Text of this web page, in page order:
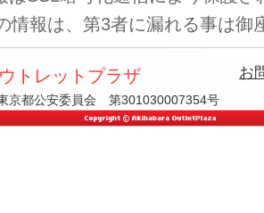
情報は、第3者に漏れる事は御
トレットプラザ
京都公安委員会 第301030007354号
お